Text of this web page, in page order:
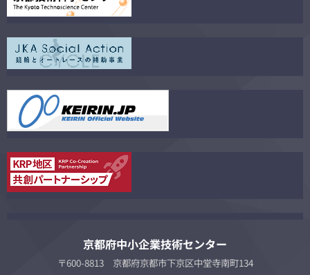
京都府中小企業技術センター
〒600-8813 京都府京都市下京区中堂寺南町134